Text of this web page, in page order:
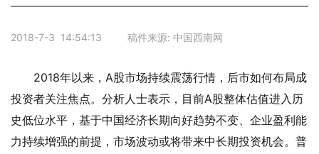
2018-7-3 14:54:13 稿件来源: 中国西南网
2018年以来，A股市场持续震荡行情，后市如何布局成
投资者关注焦点。分析人士表示，目前A股整体估值进入历
史低位水平，基于中国经济长期向好趋势不变、企业盈利能
力持续增强的前提，市场波动或将带来中长期投资机会。普